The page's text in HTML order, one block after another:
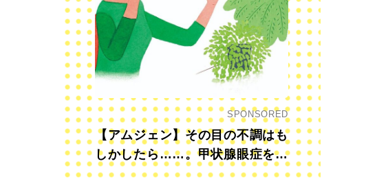
SPONSORED
【アムジェン】その目の不調はも
しかしたら……。甲状腺眼症を知
っていますか？